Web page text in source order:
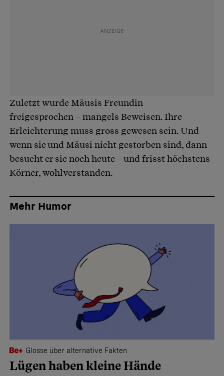
Zuletzt wurde Mäusis Freundin
freigesprochen – mangels Beweisen. Ihre
Erleichterung muss gross gewesen sein. Und
wenn sie und Mäusi nicht gestorben sind, dann
besucht er sie noch heute – und frisst höchstens
Körner, wohlverstanden.
Mehr Humor
Glosse über alternative Fakten
Lügen haben kleine Hände